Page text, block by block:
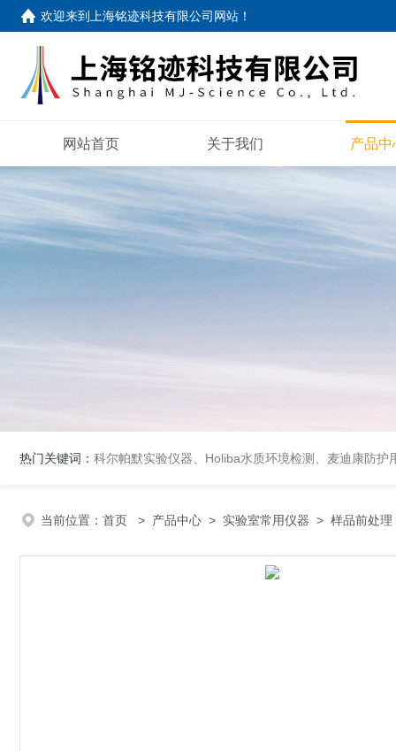
欢迎来到 上海铭迹科技有限公司网站 ！
网站首页 关于我们 产品中
热门关键词： 科尔帕默实验仪器、Holiba水质环境检测、麦迪康防
当前位置： 首页 > 产品中心 > 实验室常用仪器 > 样品前处理